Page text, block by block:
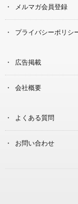
メルマガ会員登録
プライバシーポリシ
広告掲載
会社概要
よくある質問
お問い合わせ